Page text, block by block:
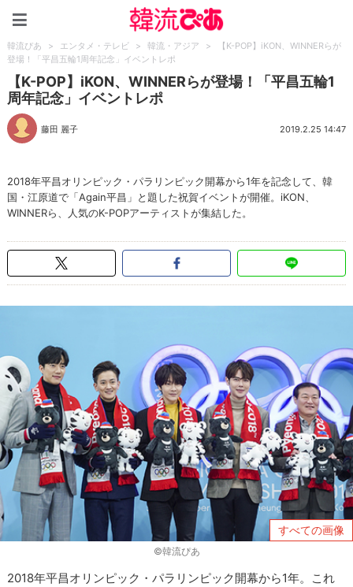
韓流ぴあ > エンタメ・テレビ > 韓流・アジア >
【K-POP】iKON、WINNERらが
登場！「平昌五輪1周年記念」イベントレポ
【K-POP】iKON、WINNERらが登場！「平昌五輪1
周年記念」イベントレポ
藤田 麗子 2019.2.25 14:47
2018年平昌オリンピック・パラリンピック開幕から1年を記念して、韓
国・江原道で「Again平昌」と題した祝賀イベントが開催。iKON、
WINNERら、人気のK-POPアーティストが集結した。
すべての画像
©韓流ぴあ
2018年平昌オリンピック・パラリンピック開幕から1年。これ